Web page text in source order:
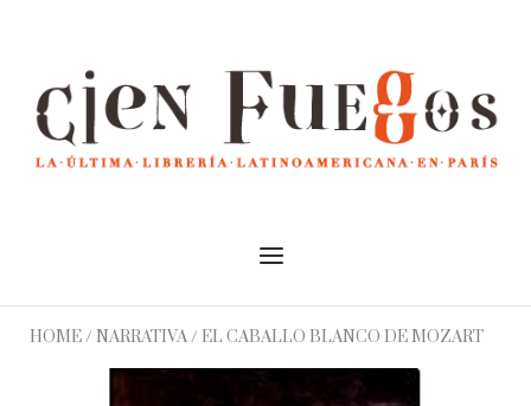
Menu
HOME/ NARRATIVA/ EL CABALLO BLANCO DE MOZART